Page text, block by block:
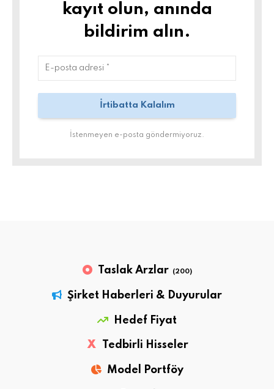
kayıt olun, anında
bildirim alın.
İstenmeyen e-posta göndermiyoruz.
Taslak Arzlar (200)
Şirket Haberleri & Duyurular
Hedef Fiyat
X Tedbirli Hisseler
Model Portföy